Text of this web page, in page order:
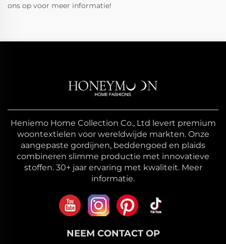
ons op voor meer informatie!
Heniemo Home Collection Co., Ltd levert premium
woontextielen voor wereldwijde markten. Onze
aangepaste gordijnen, beddengoed en plaids
combineren slimme productie met innovatieve
stoffen. 30+ jaar ervaring met kwaliteit. Meer
informatie.
NEEM CONTACT OP